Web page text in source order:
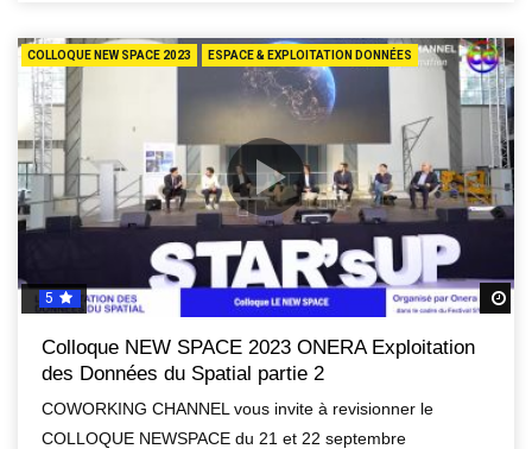
COLLOQUE NEW SPACE 2023 ESPACE & EXPLOITATION DONNÉES
5
Colloque NEW SPACE 2023 ONERA Exploitation
des Données du Spatial partie 2
COWORKING CHANNEL vous invite à revisionner le
COLLOQUE NEWSPACE du 21 et 22 septembre